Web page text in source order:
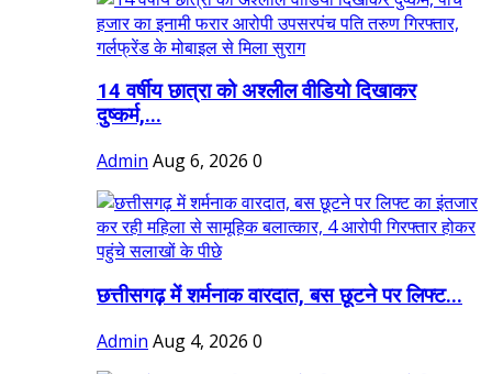
14 वर्षीय छात्रा को अश्लील वीडियो दिखाकर
दुष्कर्म,...
Admin Aug 6, 2026 0
छत्तीसगढ़ में शर्मनाक वारदात, बस छूटने पर लिफ्ट...
Admin Aug 4, 2026 0